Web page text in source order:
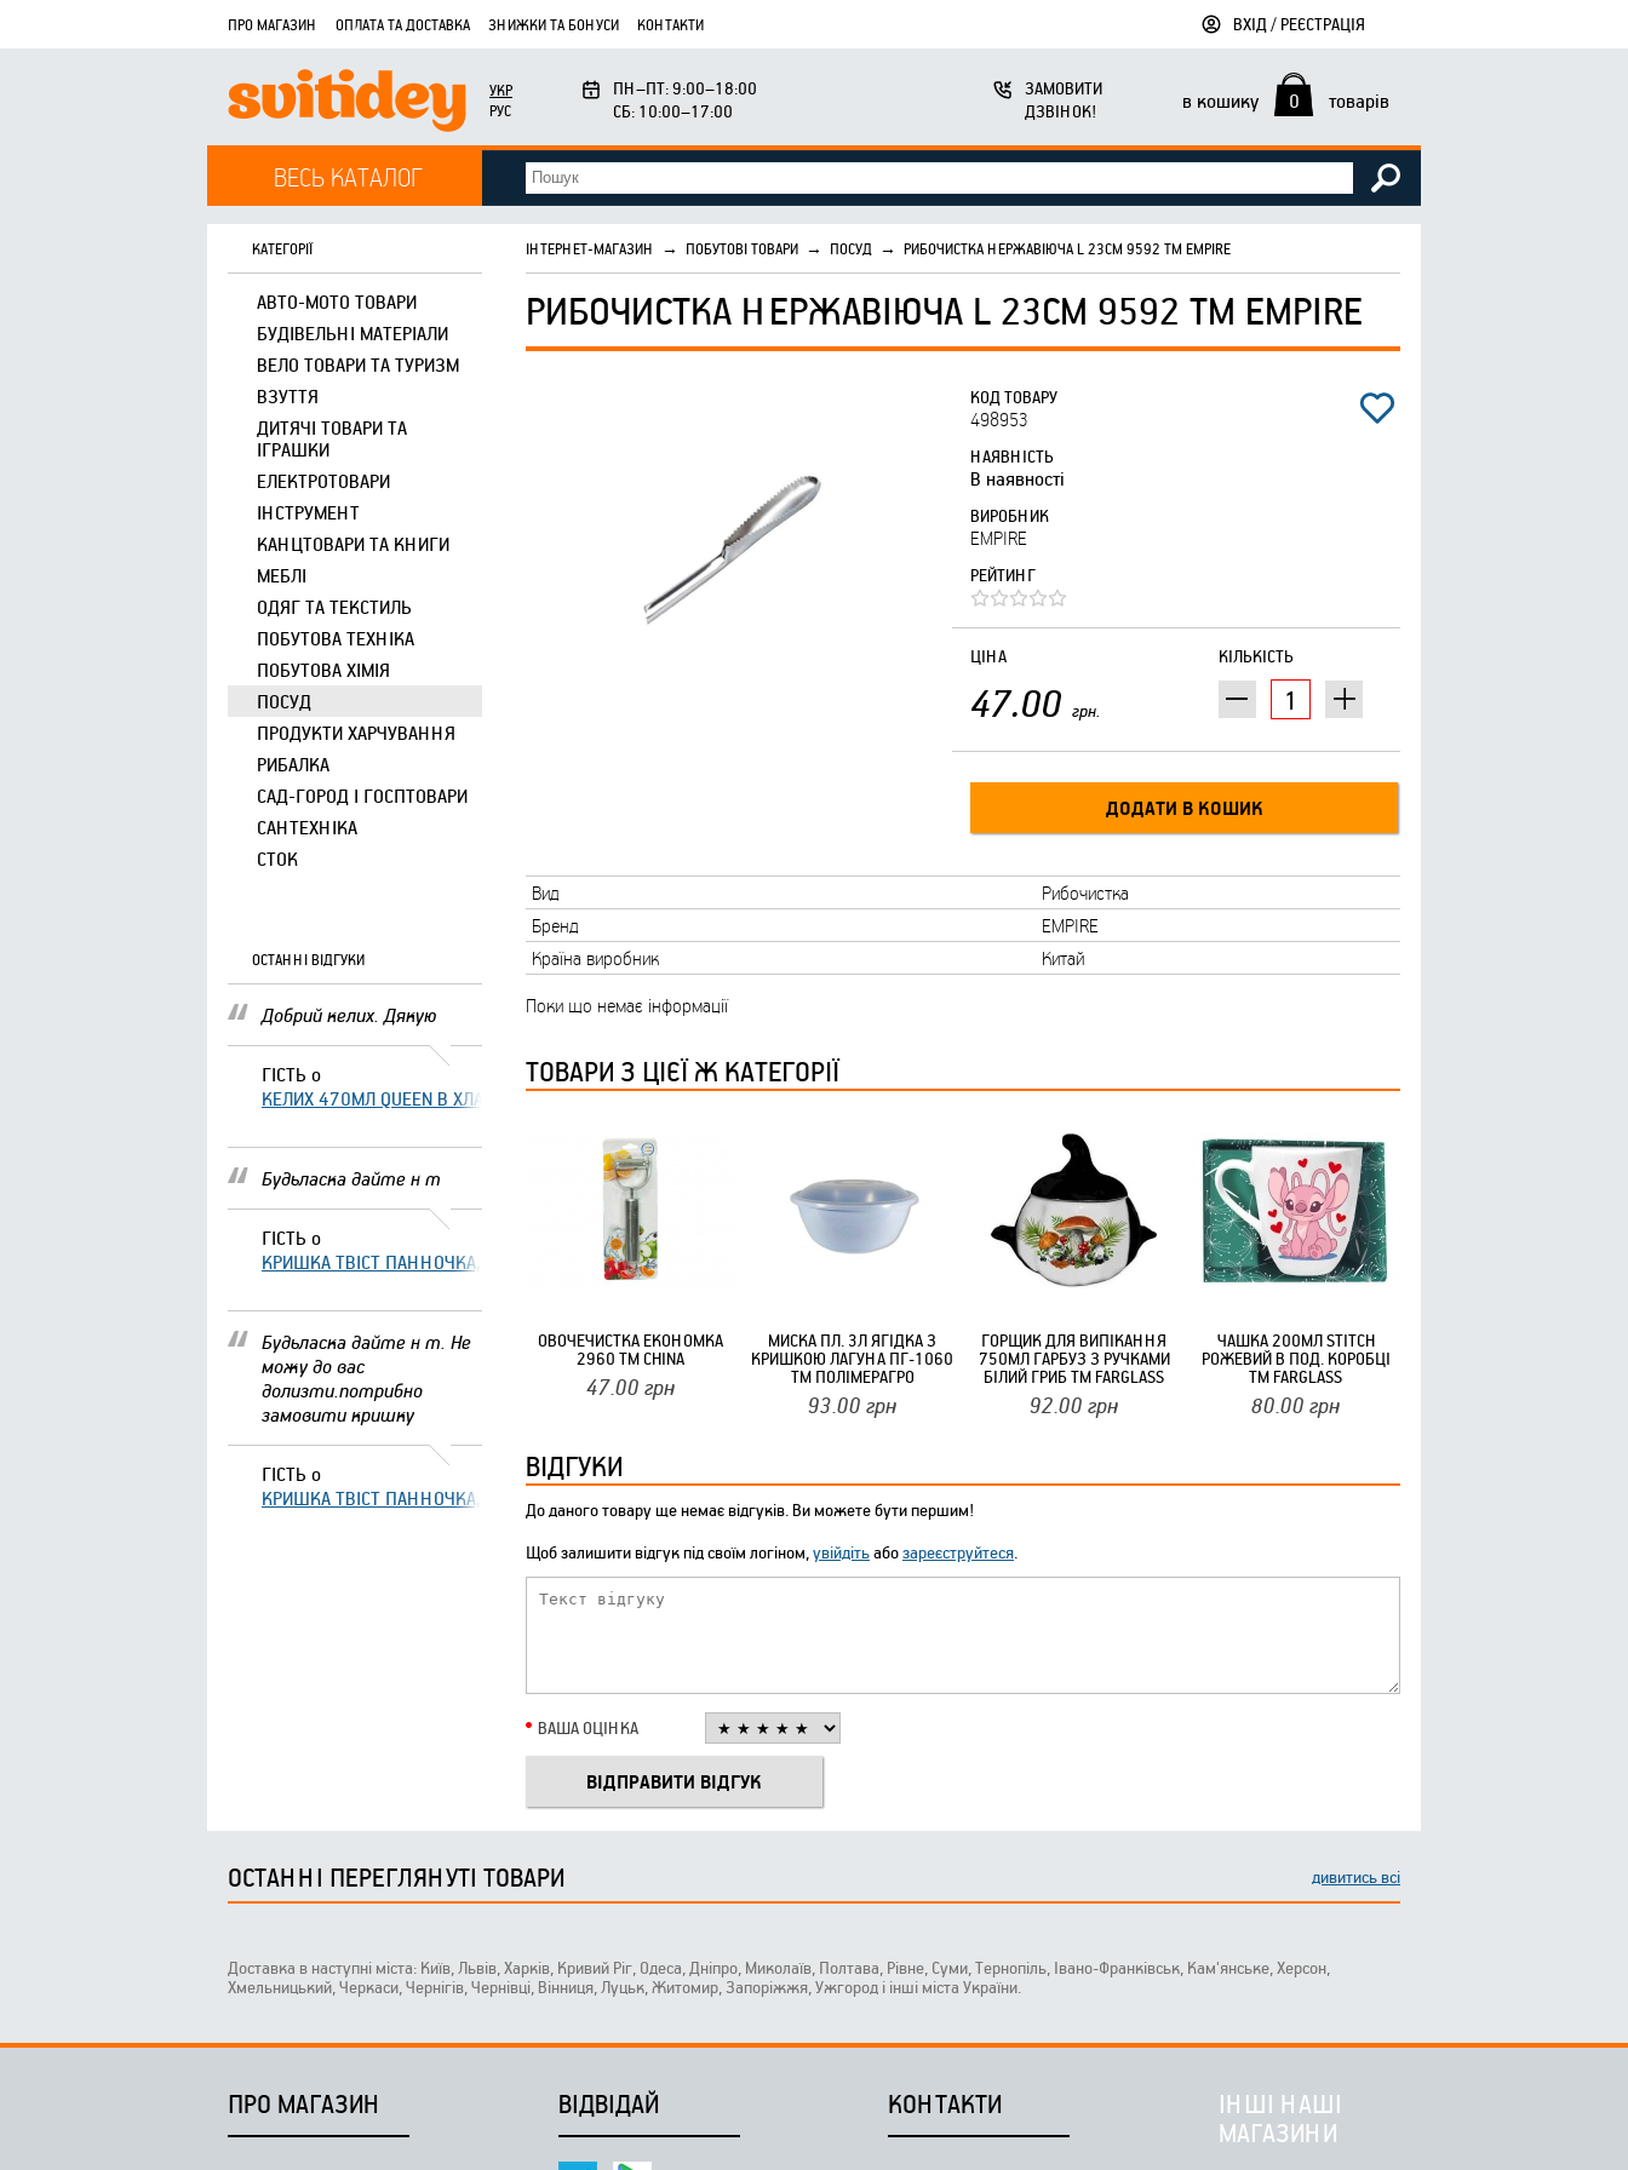
ПРО МАГАЗИН ОПЛАТА ТА ДОСТАВКА ЗНИЖКИ ТА БОНУСИ КОНТАКТИ ВХІД / РЕЄСТРАЦІЯ
УКР
РУС
ПН–ПТ: 9:00–18:00
СБ: 10:00–17:00
ЗАМОВИТИ
ДЗВІНОК!
в кошику 0 товарів
ВЕСЬ КАТАЛОГ
КАТЕГОРІЇ
АВТО-МОТО ТОВАРИ
БУДІВЕЛЬНІ МАТЕРІАЛИ
ВЕЛО ТОВАРИ ТА ТУРИЗМ
ВЗУТТЯ
ДИТЯЧІ ТОВАРИ ТА
ІГРАШКИ
ЕЛЕКТРОТОВАРИ
ІНСТРУМЕНТ
КАНЦТОВАРИ ТА КНИГИ
МЕБЛІ
ОДЯГ ТА ТЕКСТИЛЬ
ПОБУТОВА ТЕХНІКА
ПОБУТОВА ХІМІЯ
ПОСУД
ПРОДУКТИ ХАРЧУВАННЯ
РИБАЛКА
САД-ГОРОД І ГОСПТОВАРИ
САНТЕХНІКА
СТОК
ОСТАННІ ВІДГУКИ
Добрий келих. Дякую
ГІСТЬ о
КЕЛИХ 470МЛ QUEEN В ХЛАМІНГО ТМ FARGLASS
Будьласка дайте н т
ГІСТЬ о
КРИШКА ТВІСТ ПАННОЧКА, ЩО ЗАКРУЧУЄТЬСЯ КОТИКИ (20ШТ/УП) ОФФ 82 ПАННОЧКА
Будьласка дайте н т. Не
можу до вас
долизти.потрибно
замовити кришку
ГІСТЬ о
КРИШКА ТВІСТ ПАННОЧКА, ЩО ЗАКРУЧУЄТЬСЯ КОТИКИ (20ШТ/УП) ОФФ 82 ПАННОЧКА
ІНТЕРНЕТ-МАГАЗИН → ПОБУТОВІ ТОВАРИ → ПОСУД → РИБОЧИСТКА НЕРЖАВІЮЧА L 23СМ 9592 ТМ EMPIRE
РИБОЧИСТКА НЕРЖАВІЮЧА L 23СМ 9592 ТМ EMPIRE
КОД ТОВАРУ
498953
НАЯВНІСТЬ
В наявності
ВИРОБНИК
EMPIRE
РЕЙТИНГ
КІЛЬКІСТЬ
ЦІНА
47.00 грн.
Вид
Рибочистка
Бренд
EMPIRE
Країна виробник
Китай
Поки що немає інформації
ТОВАРИ З ЦІЄЇ Ж КАТЕГОРІЇ
ОВОЧЕЧИСТКА ЕКОНОМКА
2960 ТМ CHINA
47.00 грн
МИСКА ПЛ. 3Л ЯГІДКА З
КРИШКОЮ ЛАГУНА ПГ-1060
ТМ ПОЛІМЕРАГРО
93.00 грн
ГОРЩИК ДЛЯ ВИПІКАННЯ
750МЛ ГАРБУЗ З РУЧКАМИ
БІЛИЙ ГРИБ ТМ FARGLASS
92.00 грн
ЧАШКА 200МЛ STITCH
РОЖЕВИЙ В ПОД. КОРОБЦІ
ТМ FARGLASS
80.00 грн
ВІДГУКИ
До даного товару ще немає відгуків. Ви можете бути першим!
Щоб залишити відгук під своїм логіном,увійдітьабозареєструйтеся.
ВАША ОЦІНКА
ОСТАННІ ПЕРЕГЛЯНУТІ ТОВАРИ дивитись всі
Доставка в наступні міста: Київ, Львів, Харків, Кривий Ріг, Одеса, Дніпро, Миколаїв, Полтава, Рівне, Суми, Тернопіль, Івано-Франківськ, Кам'янське, Херсон,
Хмельницький, Черкаси, Чернігів, Чернівці, Вінниця, Луцьк, Житомир, Запоріжжя, Ужгород і інші міста України.
ПРО МАГАЗИН ВІДВІДАЙ КОНТАКТИ
ІНШІ НАШІ
МАГАЗИНИ